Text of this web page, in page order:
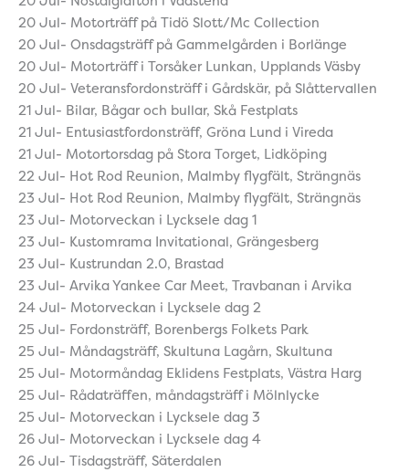
20 Jul- Motorträff på Tidö Slott/Mc Collection
20 Jul- Onsdagsträff på Gammelgården i Borlänge
20 Jul- Motorträff i Torsåker Lunkan, Upplands Väsby
20 Jul- Veteransfordonsträff i Gårdskär, på Slåttervallen
21 Jul- Bilar, Bågar och bullar, Skå Festplats
21 Jul- Entusiastfordonsträff, Gröna Lund i Vireda
21 Jul- Motortorsdag på Stora Torget, Lidköping
22 Jul- Hot Rod Reunion, Malmby flygfält, Strängnäs
23 Jul- Hot Rod Reunion, Malmby flygfält, Strängnäs
23 Jul- Motorveckan i Lycksele dag 1
23 Jul- Kustomrama Invitational, Grängesberg
23 Jul- Kustrundan 2.0, Brastad
23 Jul- Arvika Yankee Car Meet, Travbanan i Arvika
24 Jul- Motorveckan i Lycksele dag 2
25 Jul- Fordonsträff, Borenbergs Folkets Park
25 Jul- Måndagsträff, Skultuna Lagårn, Skultuna
25 Jul- Motormåndag Eklidens Festplats, Västra Harg
25 Jul- Rådaträffen, måndagsträff i Mölnlycke
25 Jul- Motorveckan i Lycksele dag 3
26 Jul- Motorveckan i Lycksele dag 4
26 Jul- Tisdagsträff, Säterdalen